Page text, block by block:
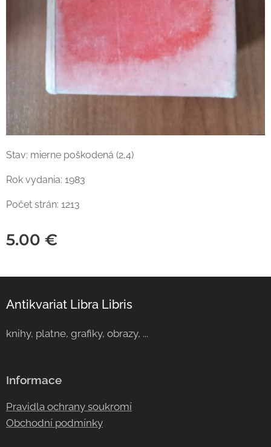
Stav: mierne poškodená (2,4)
Rok vydania: 1983
Počet strán: 1213
5.00 €
Antikvariat Libra Libris
knihy, platne, grafiky, obrazy, ...
Informace
Pravidla ochrany soukromí
Obchodní podmínky